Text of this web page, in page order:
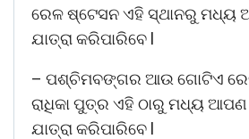
ରେଳ ଷ୍ଟେସନ ଏହି ସ୍ଥାନରୁ ମଧ୍ୟ
ଯାତ୍ରା କରିପାରିବେ l
– ପଶ୍ଚିମବଙ୍ଗର ଆଉ ଗୋଟିଏ
ରାଧିକା ପୁତ୍ର ଏହି ଠାରୁ ମଧ୍ୟ
ଯାତ୍ରା କରିପାରିବେ l